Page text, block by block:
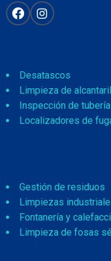
Desatascos
Limpieza de
Inspección de
Localizadores de
Gestión de residuos
Limpiezas
Fontanería y
Limpieza de fosas